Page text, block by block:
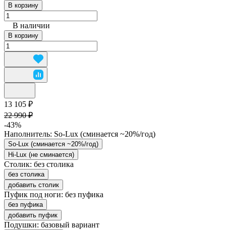
В корзину
В наличии
В корзину
13 105 ₽
22 990 ₽
-43%
Наполнитель: So-Lux (cминается ~20%/год)
So-Lux (cминается ~20%/год)
Hi-Lux (не сминается)
Столик: без столика
без столика
добавить столик
Пуфик под ноги: без пуфика
без пуфика
добавить пуфик
Подушки: базовый вариант